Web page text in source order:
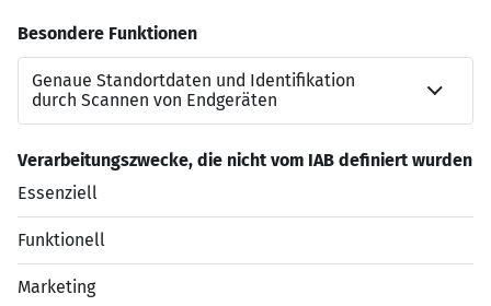
Ausschreibung gilt ungeachtet Geschlecht, ethnischer
Herkunft, Religion, Behinderung, Alter oder sexueller
Identität.
Datenschutzerklärung